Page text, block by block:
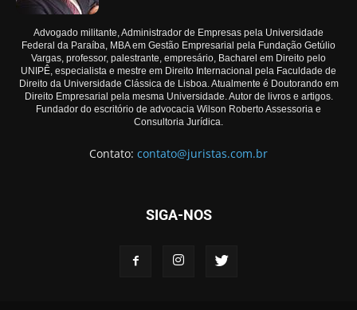
Advogado militante, Administrador de Empresas pela Universidade
Federal da Paraíba, MBA em Gestão Empresarial pela Fundação Getúlio
Vargas, professor, palestrante, empresário, Bacharel em Direito pelo
UNIPÊ, especialista e mestre em Direito Internacional pela Faculdade de
Direito da Universidade Clássica de Lisboa. Atualmente é Doutorando em
Direito Empresarial pela mesma Universidade. Autor de livros e artigos.
Fundador do escritório de advocacia Wilson Roberto Assessoria e
Consultoria Jurídica.
Contato: contato@juristas.com.br
SIGA-NOS